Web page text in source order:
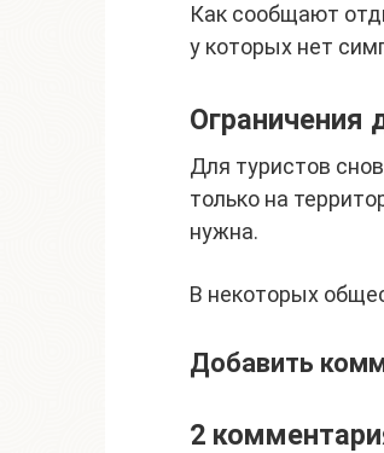
Как сообщают
у которых нет
Ограничения
Для туристов
только на
нужна.
В некоторых
Добавить
2